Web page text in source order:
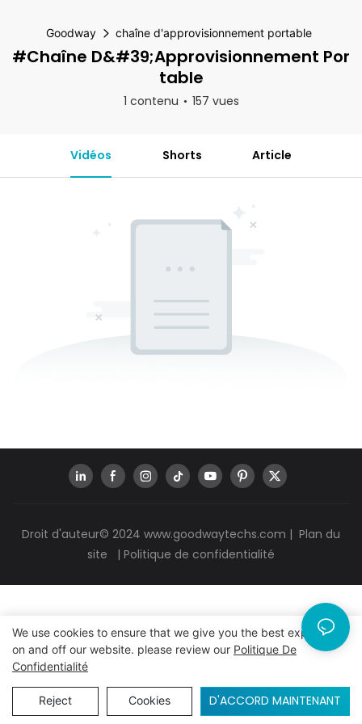
Goodway chaîne d'approvisionnement portable
#chaîne D&#39;approvisionnement Por
Table
1 contenu 157 vues
Vidéos Shorts Article
Droit d'auteur© 2024 www.goodwaytechs.com | Plan du
site
| Politique de confidentialité
We use cookies to ensure that we give you the best experience
on and off our website. please review our Politique De
Confidentialité
Reject Cookies D'ACCORD MAINTENANT